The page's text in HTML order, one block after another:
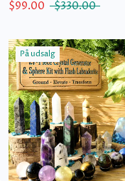
$99.00
$330.00
På udsalg